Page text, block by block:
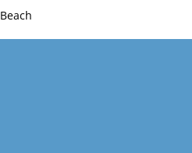
Beach